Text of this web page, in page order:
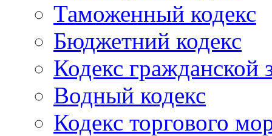
Таможенный кодекс
Бюджетний кодекс
Кодекс гражданской
Водный кодекс
Кодекс торгового